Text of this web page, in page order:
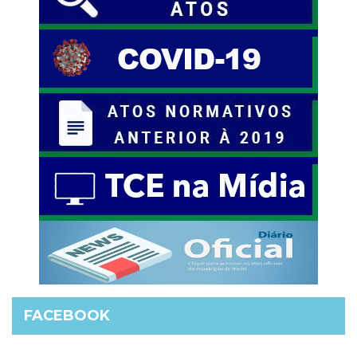
FACEBOOK